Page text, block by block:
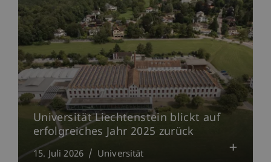
Universität Liechtenstein blickt auf
erfolgreiches Jahr 2025 zurück
15. Juli 2026 Universität